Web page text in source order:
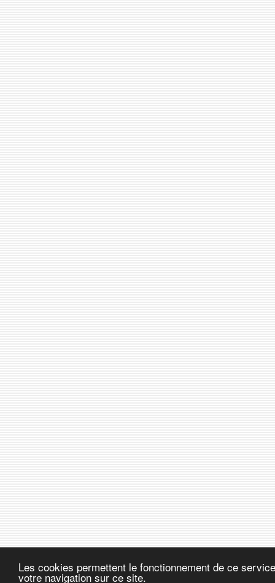
Les cookies permettent le fonctionnement de ce
votre navigation sur ce site.